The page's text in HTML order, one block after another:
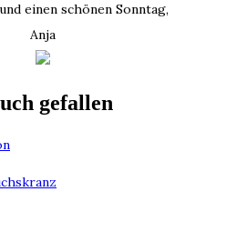
einen schönen Sonntag,
Anja
gefallen